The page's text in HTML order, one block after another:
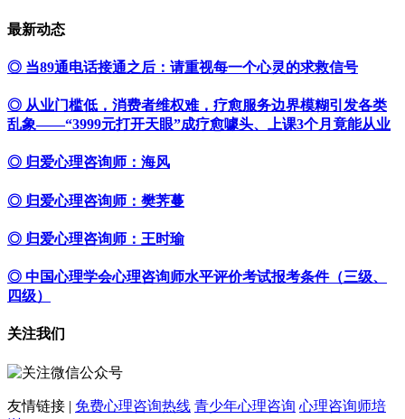
最新动态
◎ 当89通电话接通之后：请重视每一个心灵的求救信号
◎ 从业门槛低，消费者维权难，疗愈服务边界模糊引发各类
乱象——“3999元打开天眼”成疗愈噱头、上课3个月竟能从业
◎ 归爱心理咨询师：海风
◎ 归爱心理咨询师：樊荠蔓
◎ 归爱心理咨询师：王时瑜
◎ 中国心理学会心理咨询师水平评价考试报考条件（三级、
四级）
关注我们
友情链接 | 免费心理咨询热线 青少年心理咨询 心理咨询师培